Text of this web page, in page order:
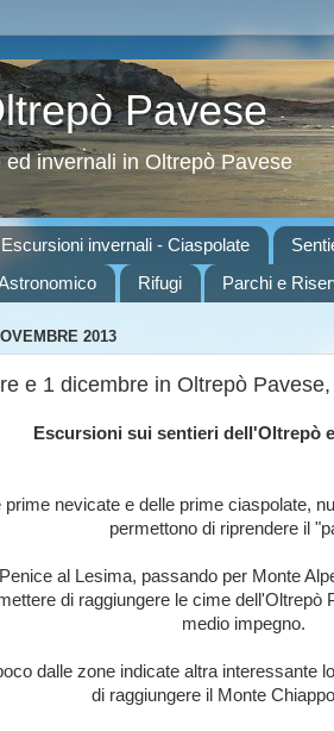
Pavese
invernali in Oltrepò Pavese
Escursioni invernali - Ciaspolate
Rifugi Parchi e
2013
e 1 dicembre in Oltrepò
Escursioni sui sentieri dell'Oltrepò
prime nevicate e delle prime ciaspolate,
permettono di riprendere il
al Lesima, passando per Monte
di raggiungere le cime dell'Oltrepò
medio impegno.
dalle zone indicate altra interessante
di raggiungere il Monte